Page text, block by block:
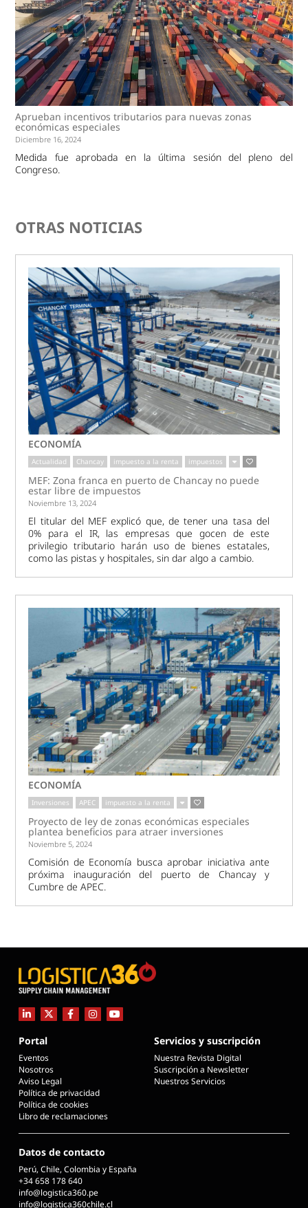
Aprueban incentivos tributarios para nuevas zonas
económicas especiales
Diciembre 16, 2024
Medida fue aprobada en la última sesión del pleno del
Congreso.
OTRAS NOTICIAS
ECONOMÍA
Actualidad Chancay impuesto a la renta impuestos
MEF: Zona franca en puerto de Chancay no puede
estar libre de impuestos
Noviembre 13, 2024
El titular del MEF explicó que, de tener una tasa del
0% para el IR, las empresas que gocen de este
privilegio tributario harán uso de bienes estatales,
como las pistas y hospitales, sin dar algo a cambio.
ECONOMÍA
Inversiones APEC impuesto a la renta
Proyecto de ley de zonas económicas especiales
plantea beneficios para atraer inversiones
Noviembre 5, 2024
Comisión de Economía busca aprobar iniciativa ante
próxima inauguración del puerto de Chancay y
Cumbre de APEC.
Portal
Eventos
Nosotros
Aviso Legal
Política de privacidad
Política de cookies
Libro de reclamaciones
Servicios y suscripción
Nuestra Revista Digital
Suscripción a Newsletter
Nuestros Servicios
Datos de contacto
Perú, Chile, Colombia y España
+34 658 178 640
info@logistica360.pe
info@logistica360chile.cl